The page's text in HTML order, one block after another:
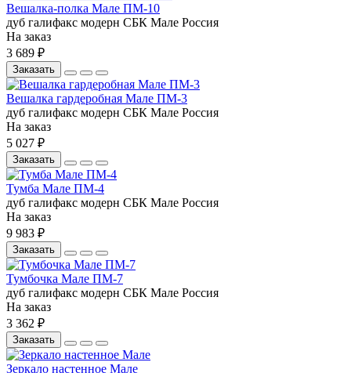
Вешалка-полка Мале ПМ-10
дуб галифакс модерн СБК Мале Россия
На заказ
3 689 ₽
Заказать
Вешалка гардеробная Мале ПМ-3
дуб галифакс модерн СБК Мале Россия
На заказ
5 027 ₽
Заказать
Тумба Мале ПМ-4
дуб галифакс модерн СБК Мале Россия
На заказ
9 983 ₽
Заказать
Тумбочка Мале ПМ-7
дуб галифакс модерн СБК Мале Россия
На заказ
3 362 ₽
Заказать
Зеркало настенное Мале